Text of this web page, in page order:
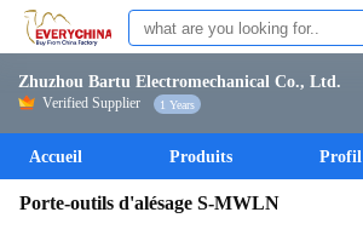
Zhuzhou Bartu Electromechanical Co., Ltd.
Verified Supplier 1 Years
Accueil Produits Profil
Porte-outils d'alésage S-MWLN